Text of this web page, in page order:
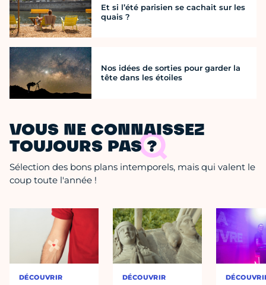
Et si l’été parisien se cachait sur les
quais ?
Nos idées de sorties pour garder la
tête dans les étoiles
VOUS NE CONNAISSEZ
TOUJOURS PAS ?
Sélection des bons plans intemporels, mais qui valent le
coup toute l'année !
DÉCOUVRIR DÉCOUVRIR